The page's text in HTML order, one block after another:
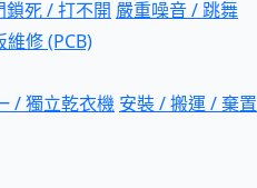
鎖死 / 打不開 嚴重噪音 / 跳舞
修 (PCB)
/ 獨立乾衣機 安裝 / 搬運 / 棄置